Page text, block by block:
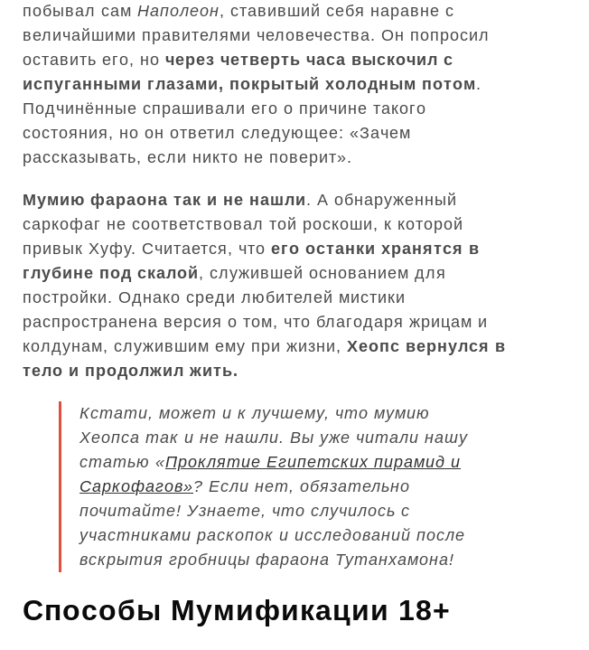
побывал сам Наполеон, ставивший себя наравне с
величайшими правителями человечества. Он попросил
оставить его, но через четверть часа выскочил с
испуганными глазами, покрытый холодным потом.
Подчинённые спрашивали его о причине такого
состояния, но он ответил следующее: «Зачем
рассказывать, если никто не поверит».
Мумию фараона так и не нашли. А обнаруженный
саркофаг не соответствовал той роскоши, к которой
привык Хуфу. Считается, что его останки хранятся в
глубине под скалой, служившей основанием для
постройки. Однако среди любителей мистики
распространена версия о том, что благодаря жрицам и
колдунам, служившим ему при жизни, Хеопс вернулся в
тело и продолжил жить.
Кстати, может и к лучшему, что мумию
Хеопса так и не нашли. Вы уже читали нашу
статью «Проклятие Египетских пирамид и
Саркофагов»? Если нет, обязательно
почитайте! Узнаете, что случилось с
участниками раскопок и исследований после
вскрытия гробницы фараона Тутанхамона!
Способы Мумификации 18+